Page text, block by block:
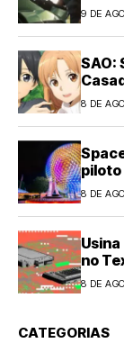
9 DE
SAO:
8 DE
piloto
8 DE
no
8 DE
CATEGORIAS